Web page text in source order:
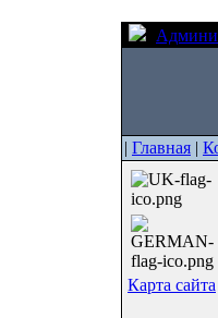
| Главная |
Карта сайта